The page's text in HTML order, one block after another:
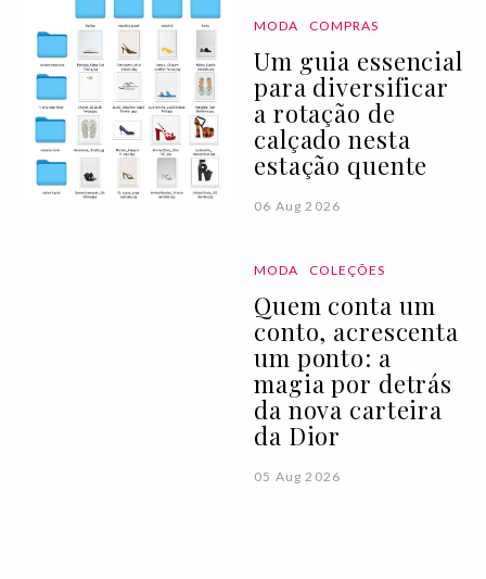
MODA COMPRAS
Um guia essencial
para diversificar
a rotação de
calçado nesta
estação quente
06 Aug 2026
MODA COLEÇÕES
Quem conta um
conto, acrescenta
um ponto: a
magia por detrás
da nova carteira
da Dior
05 Aug 2026